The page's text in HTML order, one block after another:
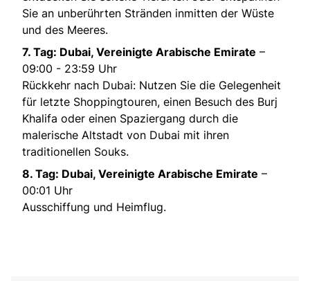
Sie an unberührten Stränden inmitten der Wüste
und des Meeres.
7. Tag: Dubai, Vereinigte Arabische Emirate –
09:00 - 23:59 Uhr
Rückkehr nach Dubai: Nutzen Sie die Gelegenheit
für letzte Shoppingtouren, einen Besuch des Burj
Khalifa oder einen Spaziergang durch die
malerische Altstadt von Dubai mit ihren
traditionellen Souks.
8. Tag: Dubai, Vereinigte Arabische Emirate –
00:01 Uhr
Ausschiffung und Heimflug.